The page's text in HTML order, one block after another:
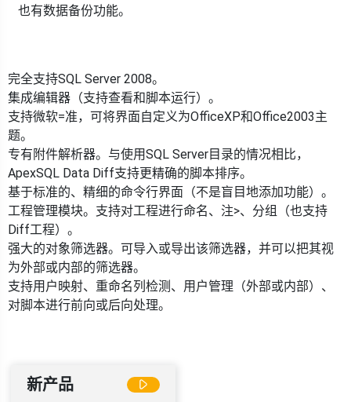
也有数据备份功能。
完全支持SQL Server 2008。
集成编辑器（支持查看和脚本运行）。
支持微软=准，可将界面自定义为OfficeXP和Office2003主
题。
专有附件解析器。与使用SQL Server目录的情况相比，
ApexSQL Data Diff支持更精确的脚本排序。
基于标准的、精细的命令行界面（不是盲目地添加功能）。
工程管理模块。支持对工程进行命名、注>、分组（也支持
Diff工程）。
强大的对象筛选器。可导入或导出该筛选器，并可以把其视
为外部或内部的筛选器。
支持用户映射、重命名列检测、用户管理（外部或内部）、
对脚本进行前向或后向处理。
新产品